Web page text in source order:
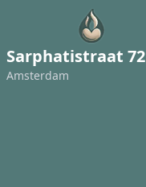
Sarphatistraat 72
Amsterdam